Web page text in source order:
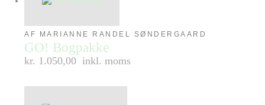
AF MARIANNE RANDEL SØNDERGAARD
GO! Bogpakke
kr. 1.050,00 inkl. moms